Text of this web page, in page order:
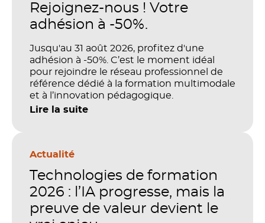
Rejoignez-nous ! Votre
adhésion à -50%.
Jusqu'au 31 août 2026, profitez d'une
adhésion à -50%. C’est le moment idéal
pour rejoindre le réseau professionnel de
référence dédié à la formation multimodale
et à l’innovation pédagogique.
Lire la suite
Actualité
Technologies de formation
2026 : l’IA progresse, mais la
preuve de valeur devient le